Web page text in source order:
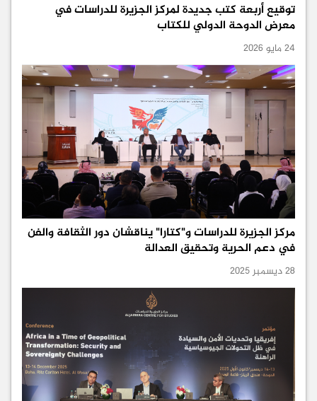
توقيع أربعة كتب جديدة لمركز الجزيرة للدراسات في
معرض الدوحة الدولي للكتاب
24 مايو 2026
مركز الجزيرة للدراسات و"كتارا" يناقشان دور الثقافة والفن
في دعم الحرية وتحقيق العدالة
28 ديسمبر 2025